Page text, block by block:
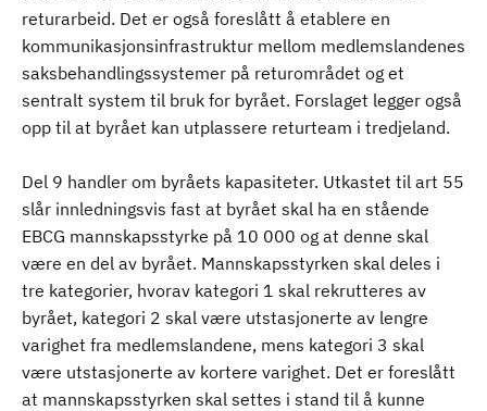
returarbeid. Det er også foreslått å etablere en
kommunikasjonsinfrastruktur mellom medlemslandenes
saksbehandlingssystemer på returområdet og et
sentralt system til bruk for byrået. Forslaget legger også
opp til at byrået kan utplassere returteam i tredjeland.
Del 9 handler om byråets kapasiteter. Utkastet til art 55
slår innledningsvis fast at byrået skal ha en stående
EBCG mannskapsstyrke på 10 000 og at denne skal
være en del av byrået. Mannskapsstyrken skal deles i
tre kategorier, hvorav kategori 1 skal rekrutteres av
byrået, kategori 2 skal være utstasjonerte av lengre
varighet fra medlemslandene, mens kategori 3 skal
være utstasjonerte av kortere varighet. Det er foreslått
at mannskapsstyrken skal settes i stand til å kunne